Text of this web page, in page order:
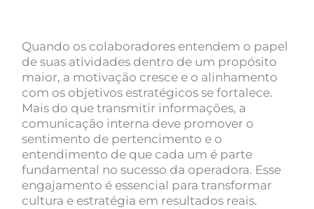
Quando os colaboradores entendem o papel
de suas atividades dentro de um propósito
maior, a motivação cresce e o alinhamento
com os objetivos estratégicos se fortalece.
Mais do que transmitir informações, a
comunicação interna deve promover o
sentimento de pertencimento e o
entendimento de que cada um é parte
fundamental no sucesso da operadora. Esse
engajamento é essencial para transformar
cultura e estratégia em resultados reais.